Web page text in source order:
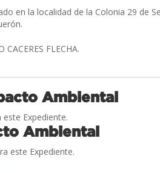
en la localidad de la Colonia 29 de
CACERES FLECHA.
Ambiental
Expediente.
Ambiental
este Expediente.